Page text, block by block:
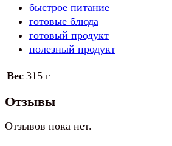
сыром
фета
быстрое питание
готовые блюда
готовый продукт
полезный продукт
Вес 315 г
Отзывы
Отзывов пока нет.